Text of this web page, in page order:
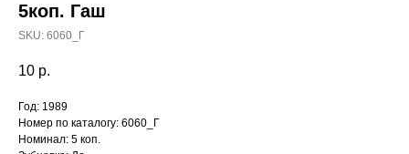
5коп. Гаш
SKU: 6060_Г
10 р.
Год: 1989
Номер по каталогу: 6060_Г
Номинал: 5 коп.